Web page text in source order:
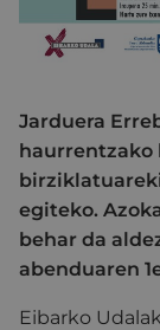
Jarduera
haurrentzako
egiteko.
behar da
abenduaren
Eibarko